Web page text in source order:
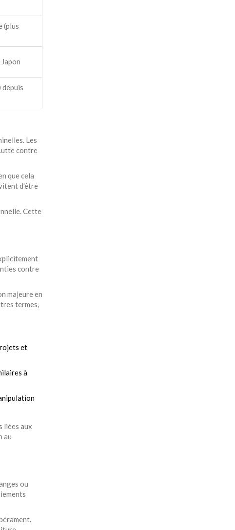
(plus
depuis
Les
contre
que cela
d'être
Cette
contre
majeure en
termes,
et
à
liées aux
au
ou